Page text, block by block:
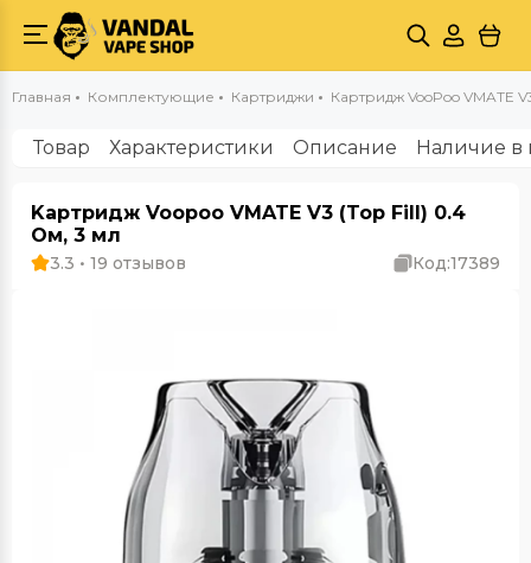
Главная Комплектующие Картриджи Картридж VooPoo VMATE
Товар Характеристики Описание Наличие в
Kартридж Voopoo VMATE V3 (Top Fill) 0.4
Ом, 3 мл
3.3 • 19 отзывов Код:17389